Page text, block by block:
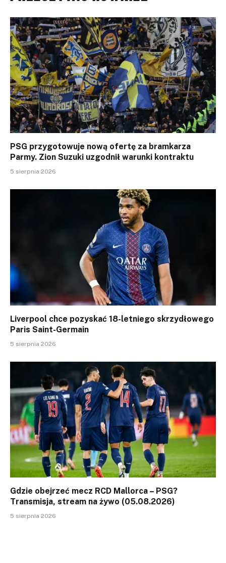
PSG przygotowuje nową ofertę za bramkarza
Parmy. Zion Suzuki uzgodnił warunki kontraktu
5 sierpnia 2026
Liverpool chce pozyskać 18-letniego skrzydłowego
Paris Saint-Germain
5 sierpnia 2026
Gdzie obejrzeć mecz RCD Mallorca – PSG?
Transmisja, stream na żywo (05.08.2026)
5 sierpnia 2026